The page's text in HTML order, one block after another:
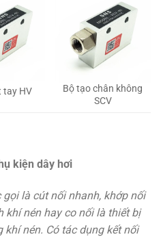
tay HV
Bộ tạo chân không
SCV
kiện dây hơi
là cút nối nhanh, khớp nối
khí nén hay co nối là thiết bị
nén. Có tác dụng kết nối